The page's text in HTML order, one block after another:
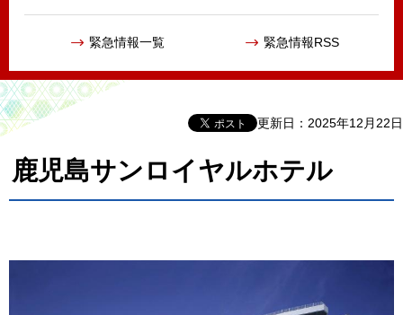
緊急情報一覧 緊急情報RSS
更新日：2025年12月22日
鹿児島サンロイヤルホテル